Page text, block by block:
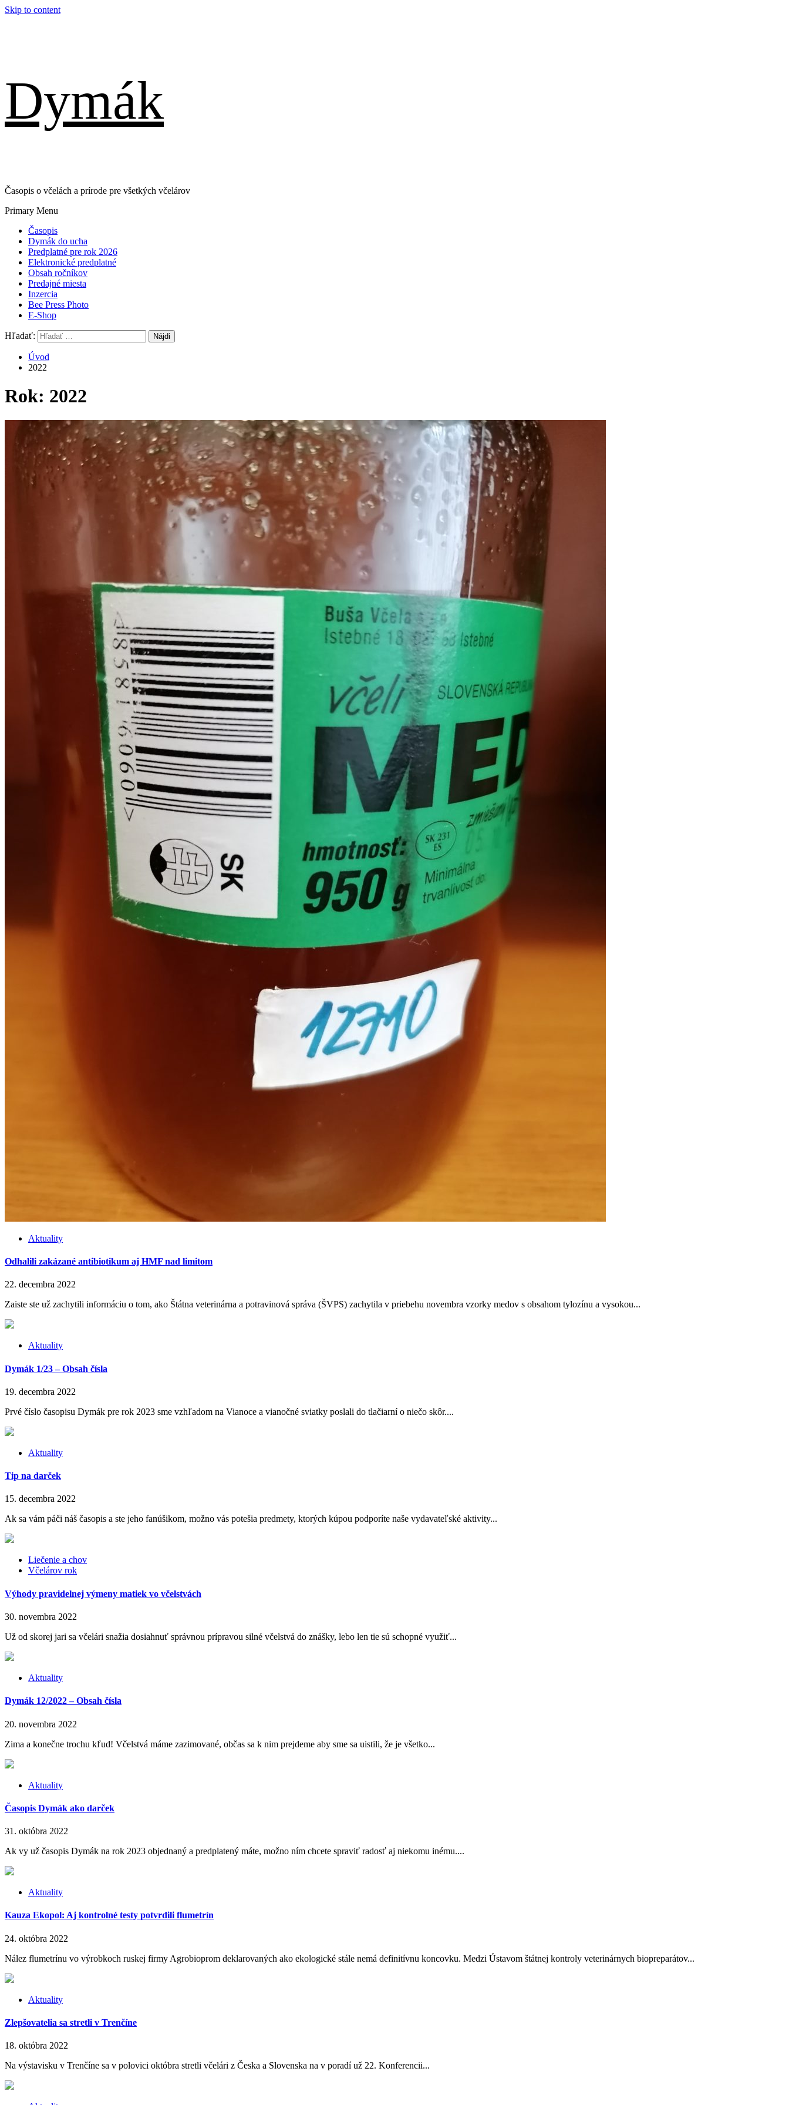
Skip to content
Dymák
Časopis o včelách a prírode pre všetkých včelárov
Primary Menu
Časopis
Dymák do ucha
Predplatné pre rok 2026
Elektronické predplatné
Obsah ročníkov
Predajné miesta
Inzercia
Bee Press Photo
E-Shop
Hľadať:
Úvod
2022
Rok: 2022
Aktuality
Odhalili zakázané antibiotikum aj HMF nad limitom
22. decembra 2022
Zaiste ste už zachytili informáciu o tom, ako Štátna veterinárna a potravinová správa (ŠVPS) zachytila v priebehu novembra vzorky medov s obsahom tylozínu a vysokou...
Aktuality
Dymák 1/23 – Obsah čísla
19. decembra 2022
Prvé číslo časopisu Dymák pre rok 2023 sme vzhľadom na Vianoce a vianočné sviatky poslali do tlačiarní o niečo skôr....
Aktuality
Tip na darček
15. decembra 2022
Ak sa vám páči náš časopis a ste jeho fanúšikom, možno vás potešia predmety, ktorých kúpou podporíte naše vydavateľské aktivity...
Liečenie a chov
Včelárov rok
Výhody pravidelnej výmeny matiek vo včelstvách
30. novembra 2022
Už od skorej jari sa včelári snažia dosiahnuť správnou prípravou silné včelstvá do znášky, lebo len tie sú schopné využiť...
Aktuality
Dymák 12/2022 – Obsah čísla
20. novembra 2022
Zima a konečne trochu kľud! Včelstvá máme zazimované, občas sa k nim prejdeme aby sme sa uistili, že je všetko...
Aktuality
Časopis Dymák ako darček
31. októbra 2022
Ak vy už časopis Dymák na rok 2023 objednaný a predplatený máte, možno ním chcete spraviť radosť aj niekomu inému....
Aktuality
Kauza Ekopol: Aj kontrolné testy potvrdili flumetrín
24. októbra 2022
Nález flumetrínu vo výrobkoch ruskej firmy Agrobioprom deklarovaných ako ekologické stále nemá definitívnu koncovku. Medzi Ústavom štátnej kontroly veterinárnych biopreparátov...
Aktuality
Zlepšovatelia sa stretli v Trenčíne
18. októbra 2022
Na výstavisku v Trenčíne sa v polovici októbra stretli včelári z Česka a Slovenska na v poradí už 22. Konferencii...